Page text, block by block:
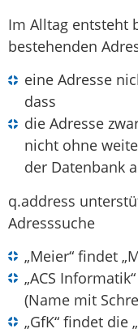
Im Alltag entsteht
bestehenden
eine Adresse
dass
die Adresse
nicht ohne
der Datenbank
q.address
Adresssuche
„Meier“ findet
„ACS
(Name mit
„GfK“ findet die